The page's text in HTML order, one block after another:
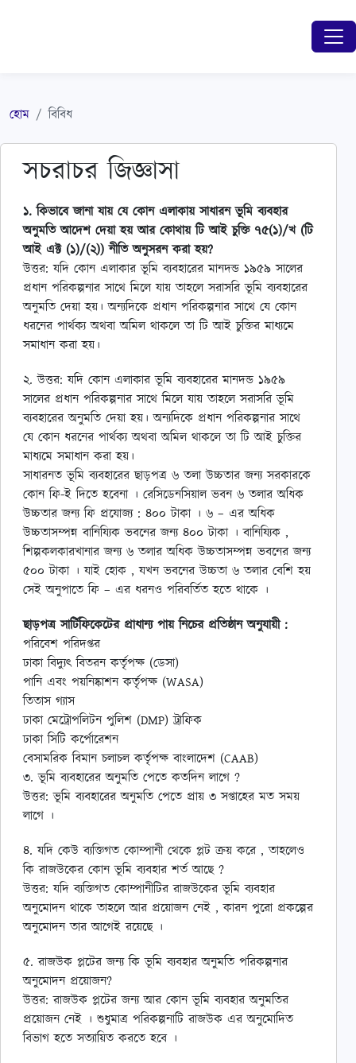
হোম বিবিধ
সচরাচর জিজ্ঞাসা
১. কিভাবে জানা যায় যে কোন এলাকায় সাধারন ভূমি ব্যবহার
অনুমতি আদেশ দেয়া হয় আর কোথায় টি আই চুক্তি ৭৫(১)/খ (টি
আই এক্ট (১)/(২)) নীতি অনুসরন করা হয়?
উত্তর: যদি কোন এলাকার ভূমি ব্যবহারের মানদন্ড ১৯৫৯ সালের
প্রধান পরিকল্পনার সাথে মিলে যায় তাহলে সরাসরি ভূমি ব্যবহারের
অনুমতি দেয়া হয়। অন্যদিকে প্রধান পরিকল্পনার সাথে যে কোন
ধরনের পার্থক্য অথবা অমিল থাকলে তা টি আই চুক্তির মাধ্যমে
সমাধান করা হয়।
২. উত্তর: যদি কোন এলাকার ভূমি ব্যবহারের মানদন্ড ১৯৫৯
সালের প্রধান পরিকল্পনার সাথে মিলে যায় তাহলে সরাসরি ভূমি
ব্যবহারের অনুমতি দেয়া হয়। অন্যদিকে প্রধান পরিকল্পনার সাথে
যে কোন ধরনের পার্থক্য অথবা অমিল থাকলে তা টি আই চুক্তির
মাধ্যমে সমাধান করা হয়।
সাধারনত ভূমি ব্যবহারের ছাড়পত্র ৬ তলা উচ্চতার জন্য সরকারকে
কোন ফি-ই দিতে হবেনা । রেসিডেনসিয়াল ভবন ৬ তলার অধিক
উচ্চতার জন্য ফি প্রযোজ্য : ৪০০ টাকা । ৬ – এর অধিক
উচ্চতাসম্পন্ন বানিয্যিক ভবনের জন্য ৪০০ টাকা । বানিয্যিক ,
শিল্পকলকারখানার জন্য ৬ তলার অধিক উচ্চতাসম্পন্ন ভবনের জন্য
৫০০ টাকা । যাই হোক , যখন ভবনের উচ্চতা ৬ তলার বেশি হয়
সেই অনুপাতে ফি – এর ধরনও পরিবর্তিত হতে থাকে ।
ছাড়পত্র সার্টিফিকেটের প্রাধান্য পায় নিচের প্রতিষ্ঠান অনুযায়ী :
পরিবেশ পরিদপ্তর
ঢাকা বিদ্যুৎ বিতরন কর্তৃপক্ষ (ডেসা)
পানি এবং পয়নিষ্কাশন কর্তৃপক্ষ (WASA)
তিতাস গ্যাস
ঢাকা মেট্রোপলিটন পুলিশ (DMP) ট্রাফিক
ঢাকা সিটি কর্পোরেশন
বেসামরিক বিমান চলাচল কর্তৃপক্ষ বাংলাদেশ (CAAB)
৩. ভূমি ব্যবহারের অনুমতি পেতে কতদিন লাগে ?
উত্তর: ভূমি ব্যবহারের অনুমতি পেতে প্রায় ৩ সপ্তাহের মত সময়
লাগে ।
৪. যদি কেউ ব্যক্তিগত কোম্পানী থেকে প্লট ক্রয় করে , তাহলেও
কি রাজউকের কোন ভূমি ব্যবহার শর্ত আছে ?
উত্তর: যদি ব্যক্তিগত কোম্পানীটির রাজউকের ভূমি ব্যবহার
অনুমোদন থাকে তাহলে আর প্রয়োজন নেই , কারন পুরো প্রকল্পের
অনুমোদন তার আগেই রয়েছে ।
৫. রাজউক প্লটের জন্য কি ভূমি ব্যবহার অনুমতি পরিকল্পনার
অনুমোদন প্রয়োজন?
উত্তর: রাজউক প্লটের জন্য আর কোন ভূমি ব্যবহার অনুমতির
প্রয়োজন নেই । শুধুমাত্র পরিকল্পনাটি রাজউক এর অনুমোদিত
বিভাগ হতে সত্যায়িত করতে হবে ।